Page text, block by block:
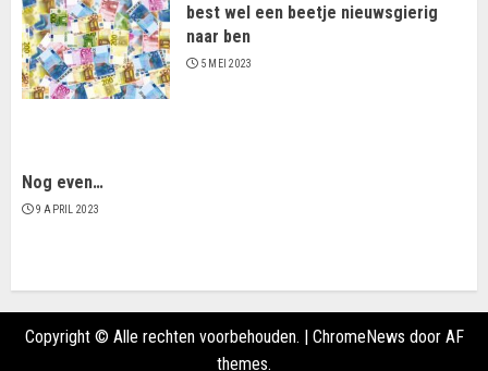
best wel een beetje nieuwsgierig
naar ben
5 MEI 2023
Nog even…
9 APRIL 2023
Copyright © Alle rechten voorbehouden. | ChromeNews door AF
themes.